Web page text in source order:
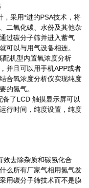
，采用*进的PSA技术，将
二氧化碳、水份及其他杂
过碳分子筛并进入蓄气
可以与用气设备相连。
机型内置氧浓度分析
并且可以用手机APP或者
合氧浓度分析仪实现纯度
的氮气。
备了LCD触摸显示屏可以
行时间，纯度设置，纯度
效去除杂质和碳氢化合
么所有厂家气相用氮气发
用碳分子筛技术而不是膜